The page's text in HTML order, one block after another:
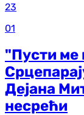
23
01
"Пусти ме
Дејана
несрећи